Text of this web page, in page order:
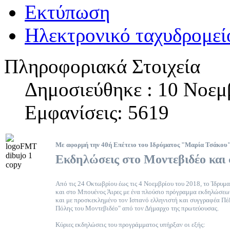
Εκτύπωση
Ηλεκτρονικό
Πληροφοριακά Στοιχεία
Δημοσιεύθηκε : 10
Εμφανίσεις: 5619
Με αφορμή την 40ή Επέτειο του Ιδρύματος "Μαρία
Εκδηλώσεις στο Μοντεβιδέο
Από τις 24 Οκτωβρίου έως τις 4 Νοεμβρίου του 2018, το
και στο Μπουένος Άιρες με ένα πλούσιο πρόγραμμα
και με προσκεκλημένο τον Ισπανό ελληνιστή και συγγραφέα
Πόλης του Μοντεβιδέο" από τον Δήμαρχο της πρωτεύουσας.
Κύριες εκδηλώσεις του προγράμματος υπήρξαν οι εξής: